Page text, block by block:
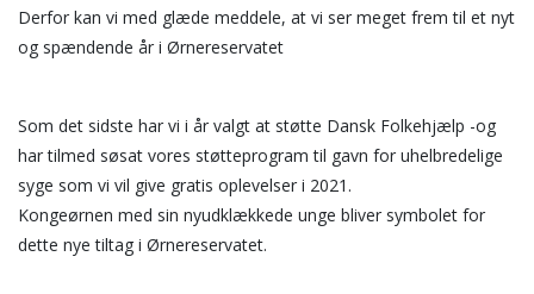
Derfor kan vi med glæde meddele, at vi ser meget frem til et nyt
og spændende år i Ørnereservatet
Som det sidste har vi i år valgt at støtte Dansk Folkehjælp -og
har tilmed søsat vores støtteprogram til gavn for uhelbredelige
syge som vi vil give gratis oplevelser i 2021.
Kongeørnen med sin nyudklækkede unge bliver symbolet for
dette nye tiltag i Ørnereservatet.